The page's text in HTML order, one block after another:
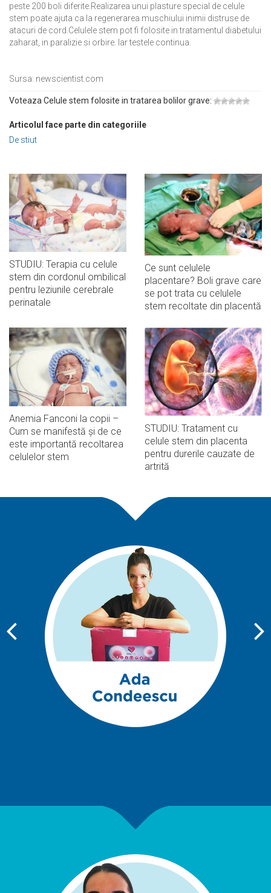
peste 200 boli diferite. Realizarea unui plasture special de celule
stem poate ajuta ca la regenerarea muschiului inimii distruse de
atacuri de cord Celulele stem pot fi folosite in tratamentul diabetului
zaharat, in paralizie si orbire. Iar testele continua.
Sursa: newscientist.com
Voteaza Celule stem folosite in tratarea bolilor grave:
Articolul face parte din categoriile
De stiut
STUDIU: Terapia cu celule
stem din cordonul ombilical
pentru leziunile cerebrale
perinatale
Ce sunt celulele
placentare? Boli grave care
se pot trata cu celulele
stem recoltate din placentă
Anemia Fanconi la copii –
Cum se manifestă și de ce
este importantă recoltarea
celulelor stem
STUDIU: Tratament cu
celule stem din placenta
pentru durerile cauzate de
artrită